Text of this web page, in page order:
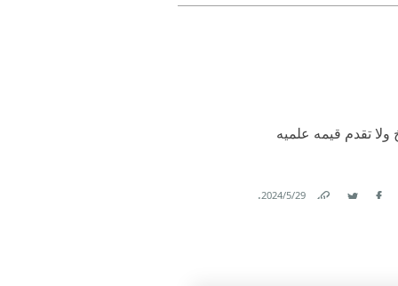
Facebook
Twitter
Link
تقدم قيمه علميه
29‏/5‏/2024
.